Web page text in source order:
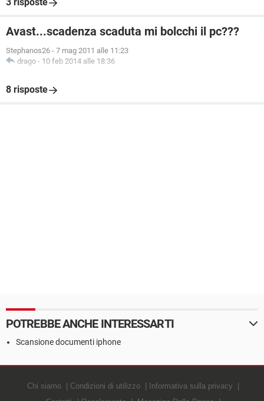
Avast...scadenza scaduta mi bolcchi il pc???
Stephanos26 - 7 mag 2011 alle 11:23
drago - 10 feb 2014 alle 18:36
8 risposte
POTREBBE ANCHE INTERESSARTI
Scansione documenti iphone
Chi siamo Condizioni di utilizzo
Informativa sulla privacy